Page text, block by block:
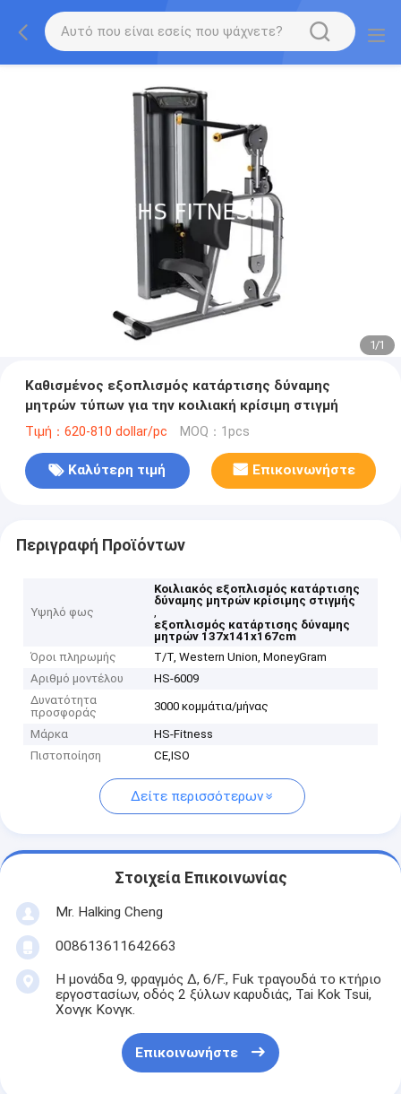
1/1
Καθισμένος εξοπλισμός κατάρτισης δύναμης
μητρών τύπων για την κοιλιακή κρίσιμη στιγμή
Τιμή：620-810 dollar/pc MOQ：1pcs
Καλύτερη τιμή Επικοινωνήστε
Περιγραφή Προϊόντων
Υψηλό φως
Κοιλιακός εξοπλισμός κατάρτισης
δύναμης μητρών κρίσιμης στιγμής
,
εξοπλισμός κατάρτισης δύναμης
μητρών 137x141x167cm
Όροι πληρωμής
T/T, Western Union, MoneyGram
Αριθμό μοντέλου
HS-6009
Δυνατότητα
προσφοράς
3000 κομμάτια/μήνας
Μάρκα
HS-Fitness
Πιστοποίηση
CE,ISO
Δείτε περισσότερων
Στοιχεία Επικοινωνίας
Mr. Halking Cheng
008613611642663
Η μονάδα 9, φραγμός Δ, 6/F., Fuk τραγουδά το κτήριο
εργοστασίων, οδός 2 ξύλων καρυδιάς, Tai Kok Tsui,
Χονγκ Κονγκ.
Επικοινωνήστε